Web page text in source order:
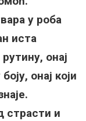
у роба
иста
онај
онај који
страсти и